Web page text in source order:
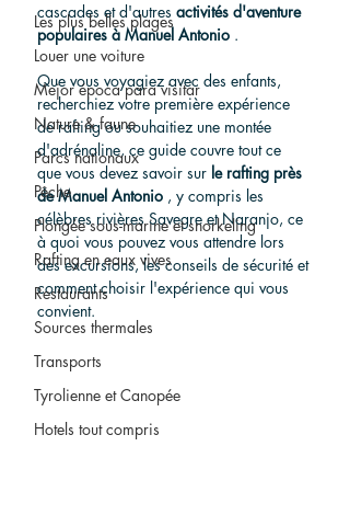
Les plus belles plages
Louer une voiture
Mejor época para visitar
Nature & faune
Parcs nationaux
Pêche
Plongée sous-marine et snorkeling
Rafting en eaux vives
Restaurants
Sources thermales
Transports
Tyrolienne et Canopée
Hotels tout compris
cascades et d'autres activités d'aventure
populaires à Manuel Antonio .
Que vous voyagiez avec des enfants,
recherchiez votre première expérience
de rafting ou souhaitiez une montée
d'adrénaline, ce guide couvre tout ce
que vous devez savoir sur le rafting près
de Manuel Antonio , y compris les
célèbres rivières Savegre et Naranjo, ce
à quoi vous pouvez vous attendre lors
des excursions, les conseils de sécurité et
comment choisir l'expérience qui vous
convient.